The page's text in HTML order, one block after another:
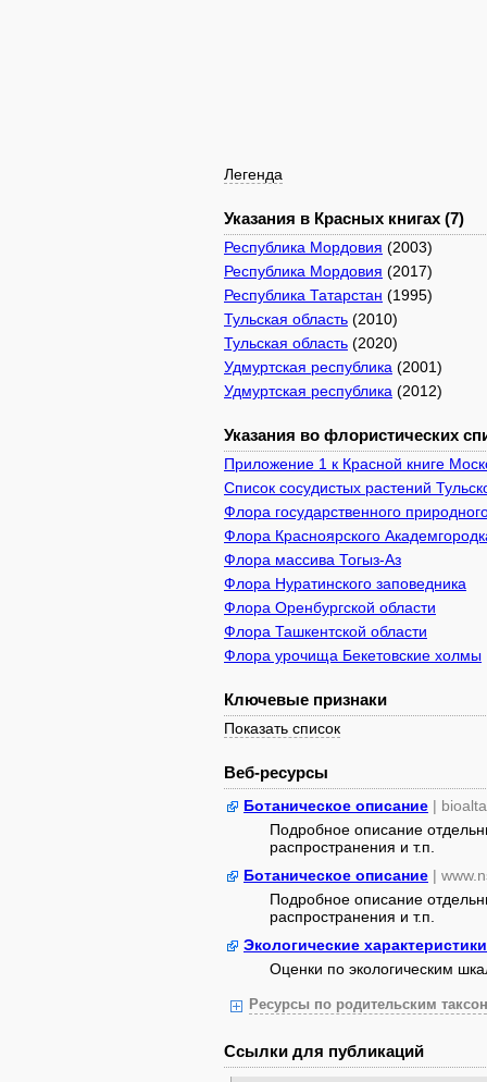
Легенда
Указания в Красных книгах (7)
Республика Мордовия (2003)
Республика Мордовия (2017)
Республика Татарстан (1995)
Тульская область (2010)
Тульская область (2020)
Удмуртская республика (2001)
Удмуртская республика (2012)
Указания во флористических
Приложение 1 к Красной книге
Список сосудистых растений
Флора государственного
Флора Красноярского
Флора массива Тогыз-Аз
Флора Нуратинского заповедника
Флора Оренбургской области
Флора Ташкентской области
Флора урочища Бекетовские холмы
Ключевые признаки
Показать список
Веб-ресурсы
Ботаническое описание |
Подробное описание
распространения и т.п.
Ботаническое описание |
Подробное описание
распространения и т.п.
Экологические характеристики
Оценки по экологическим
Ресурсы по родительским
Ссылки для публикаций